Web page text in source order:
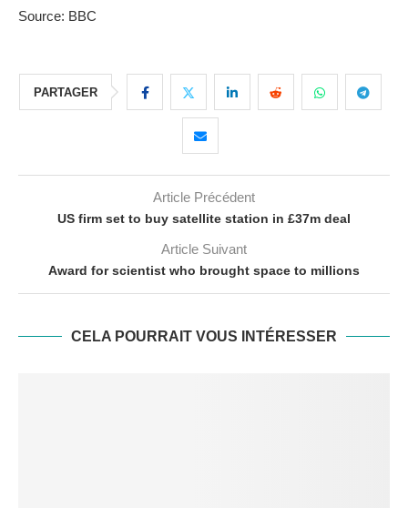
Source: BBC
PARTAGER
Article Précédent
US firm set to buy satellite station in £37m deal
Article Suivant
Award for scientist who brought space to millions
CELA POURRAIT VOUS INTÉRESSER